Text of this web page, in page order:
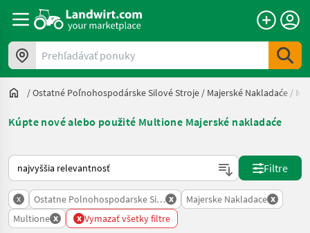
Prehľadávať ponuky
/Ostatné Poľnohospodárske Silové Stroje / Majerské Nakladaće /
Kúpte nové alebo použité Multione Majerské nakladaće
Takto sa vykonáva triedenie na Landwirt.com
Filtre
x Ostatne Polnohospodarske Silove Stroje
x Majerske Nakladace x
Multione x x Vymazať všetky filtre